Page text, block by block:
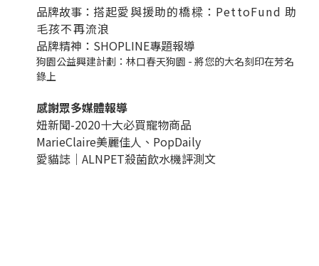
品牌故事： 搭起愛與援助的橋樑：PettoFund 助
毛孩不再流浪
品牌精神：SHOPLINE專題報導
狗園公益興建計劃：林口春天狗園 - 將您的大名刻印在芳名
錄上
感謝眾多媒體報導
妞新聞-2020十大必買寵物商品
MarieClaire美麗佳人、 PopDaily
愛貓誌｜ALNPET殺菌飲水機評測文